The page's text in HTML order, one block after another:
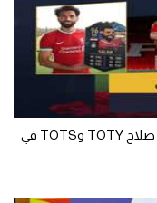
أسطورة حقيقية وفي ألعاب الفيديو.. بطاقات صلاح TOTY وTOTS في